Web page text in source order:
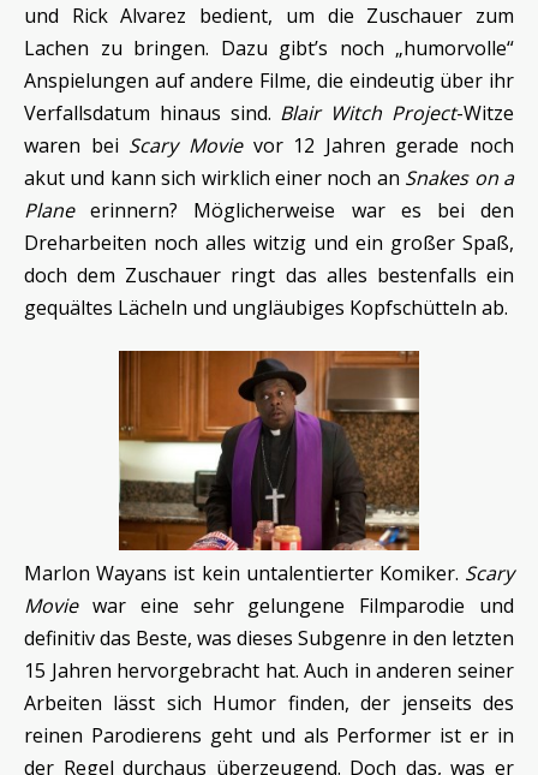
und Rick Alvarez bedient, um die Zuschauer zum
Lachen zu bringen. Dazu gibt’s noch „humorvolle“
Anspielungen auf andere Filme, die eindeutig über ihr
Verfallsdatum hinaus sind. Blair Witch Project-Witze
waren bei Scary Movievor 12 Jahren gerade noch
akut und kann sich wirklich einer noch an Snakes on a
Planeerinnern? Möglicherweise war es bei den
Dreharbeiten noch alles witzig und ein großer Spaß,
doch dem Zuschauer ringt das alles bestenfalls ein
gequältes Lächeln und ungläubiges Kopfschütteln ab.
Marlon Wayans ist kein untalentierter Komiker. Scary
Moviewar eine sehr gelungene Filmparodie und
definitiv das Beste, was dieses Subgenre in den letzten
15 Jahren hervorgebracht hat. Auch in anderen seiner
Arbeiten lässt sich Humor finden, der jenseits des
reinen Parodierens geht und als Performer ist er in
der Regel durchaus überzeugend. Doch das, was er